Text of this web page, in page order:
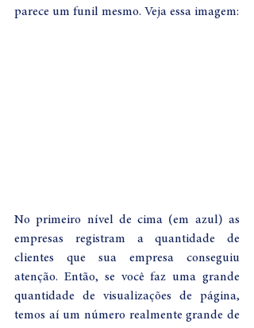
parece um funil mesmo. Veja essa imagem:
No primeiro nível de cima (em azul) as
empresas registram a quantidade de
clientes que sua empresa conseguiu
atenção. Então, se você faz uma grande
quantidade de visualizações de página,
temos aí um número realmente grande de